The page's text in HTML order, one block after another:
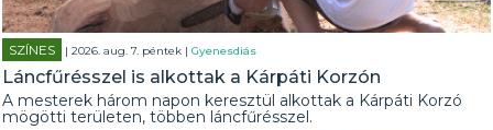
SZÍNES | 2026. aug. 7. péntek |Gyenesdiás
Láncfűrésszel is alkottak a Kárpáti Korzón
A mesterek három napon keresztül alkottak a Kárpáti Korzó
mögötti területen, többen láncfűrésszel.